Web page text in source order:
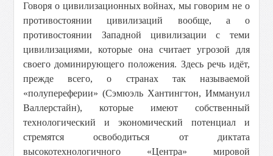
Говоря о цивилизационных войнах, мы говорим не о
противостоянии цивилизаций вообще, а о
противостоянии Западной цивилизации с теми
цивилизациями, которые она считает угрозой для
своего доминирующего положения. Здесь речь идёт,
прежде всего, о странах так называемой
«полупереферии» (Сэмюэль Хантингтон, Иммануил
Валлерстайн), которые имеют собственный
технологический и экономический потенциал и
стремятся освободиться от диктата
высокотехнологичного «Центра» мировой